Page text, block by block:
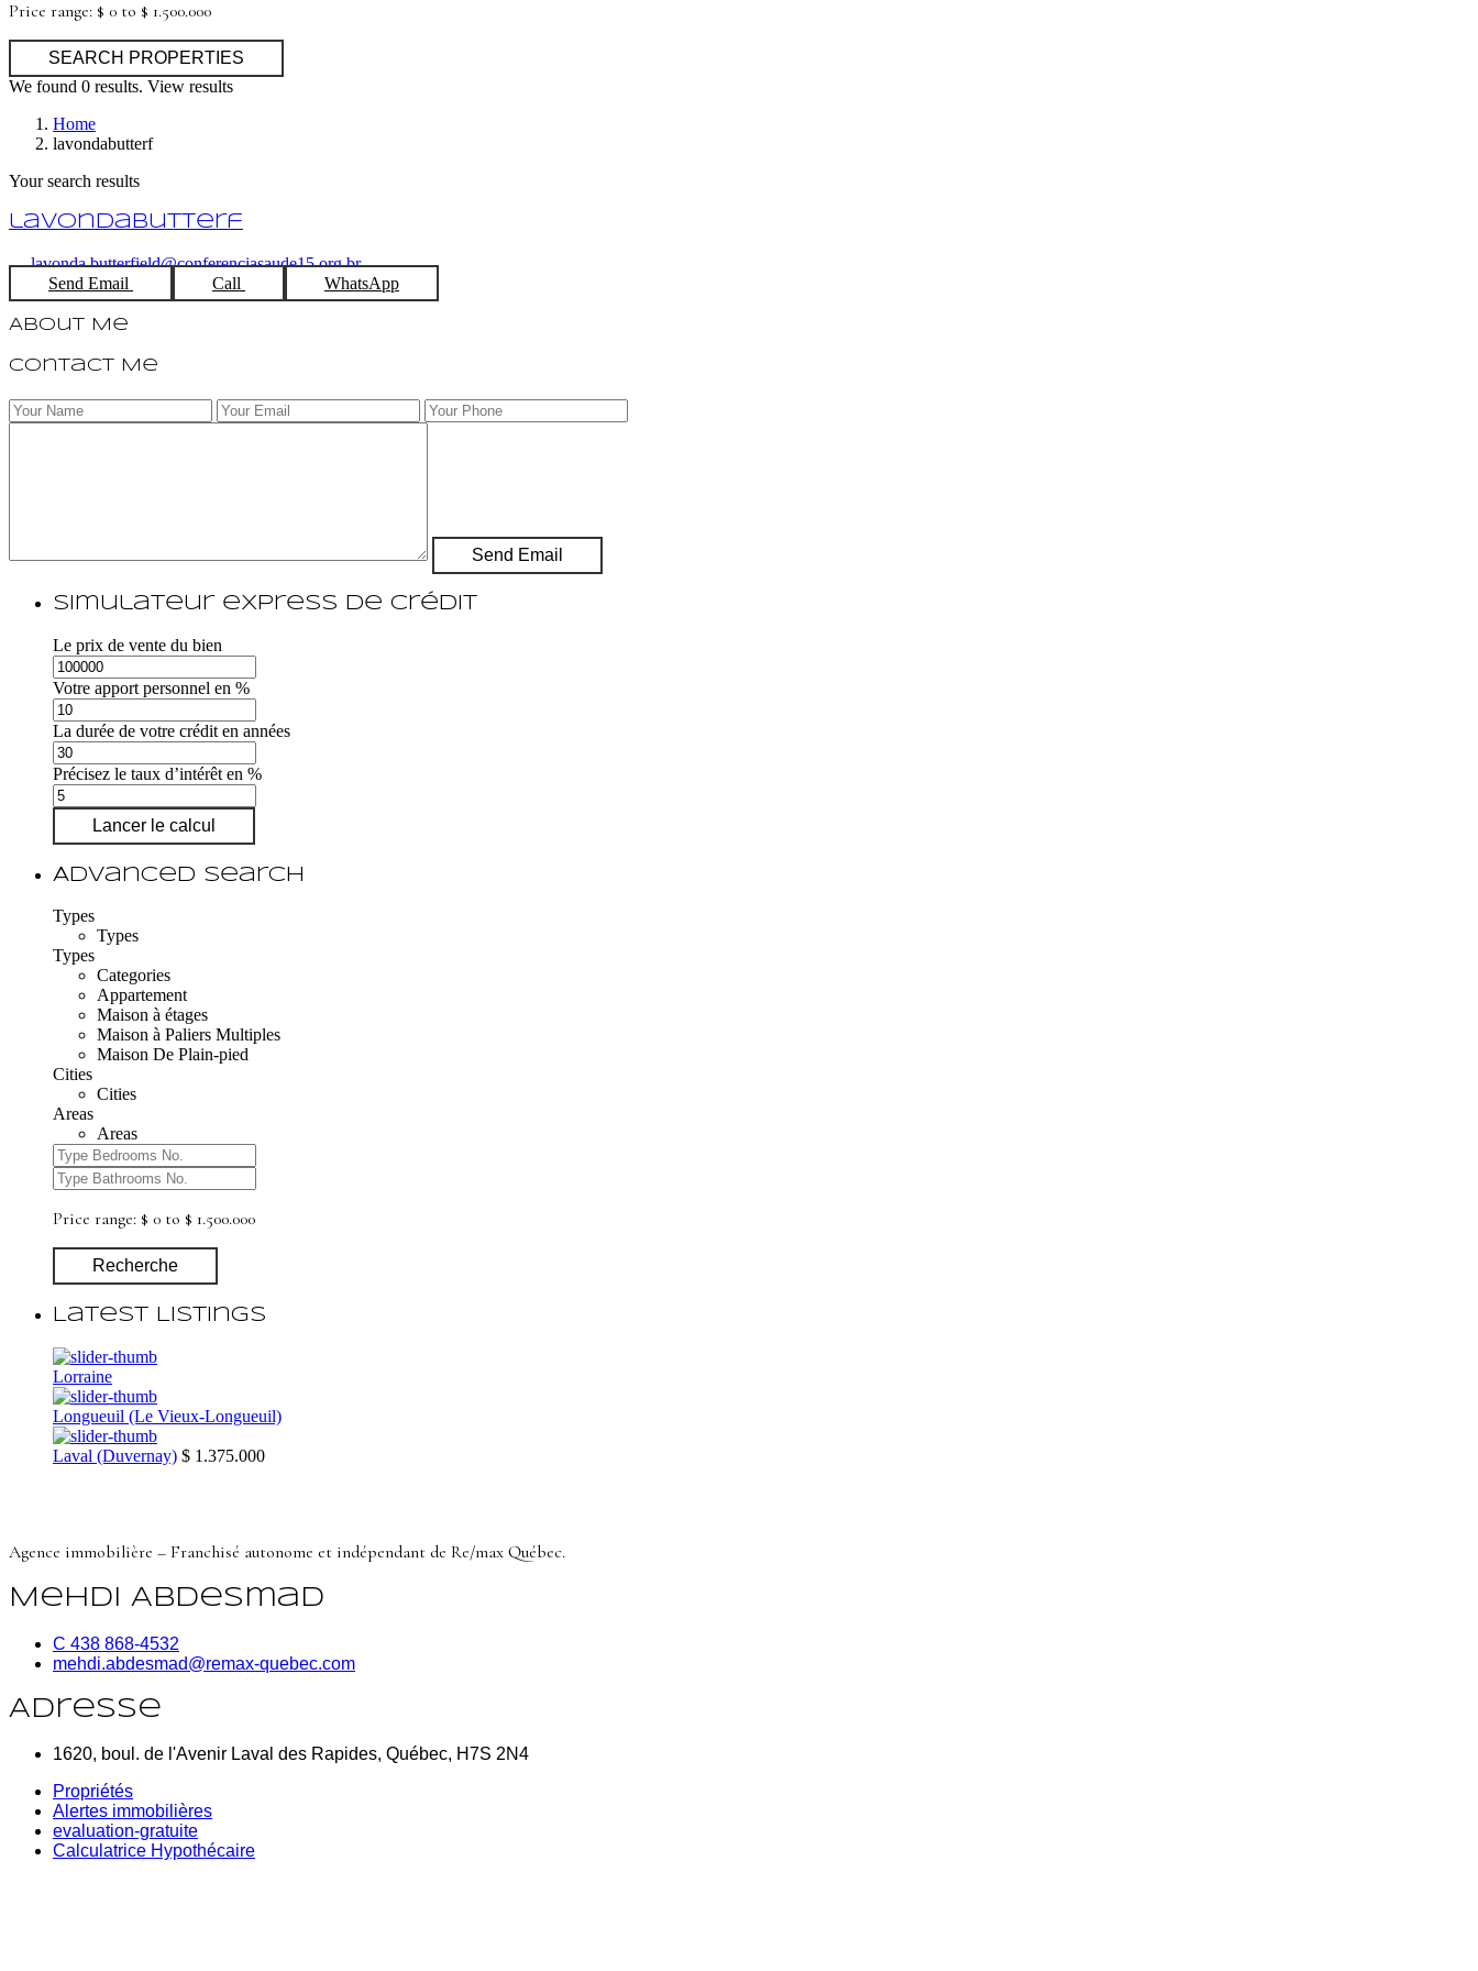
Price range: $ 0 to $ 1.500.000
We found 0 results. View results
Home
lavondabutterf
Your search results
lavondabutterf
lavonda.butterfield@conferenciasaude15.org.br
Send Email
Call WhatsApp
About Me
Contact Me
Simulateur express de crédit
Le prix de vente du bien
Votre apport personnel en %
La durée de votre crédit en années
Précisez le taux d’intérêt en %
Lancer le calcul
Advanced Search
Types
Types
Types
Categories
Appartement
Maison à étages
Maison à Paliers Multiples
Maison De Plain-pied
Cities
Cities
Areas
Areas
Price range: $ 0 to $ 1.500.000
Recherche
Latest Listings
Lorraine
Longueuil (Le Vieux-Longueuil)
Laval (Duvernay) $ 1.375.000
Agence immobilière – Franchisé autonome et indépendant de Re/max Québec.
Mehdi Abdesmad
C 438 868-4532
mehdi.abdesmad@remax-quebec.com
Adresse
1620, boul. de l'Avenir Laval des Rapides, Québec, H7S 2N4
Propriétés
Alertes immobilières
evaluation-gratuite
Calculatrice Hypothécaire